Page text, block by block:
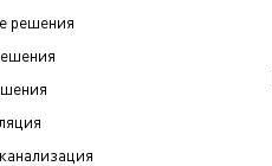
решения